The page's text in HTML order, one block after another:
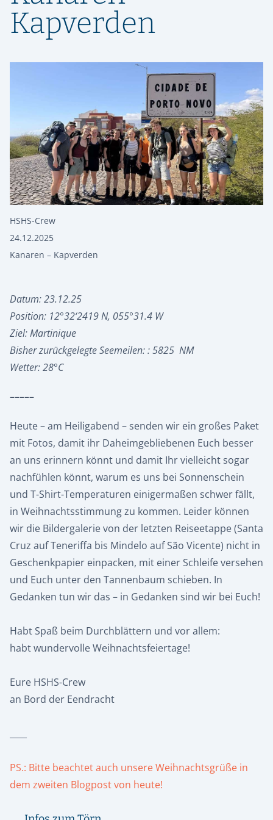
Kapverden
HSHS-Crew
24.12.2025
Kanaren – Kapverden
Datum: 23.12.25
Position: 12°32‘2419 N, 055°31.4 W
Ziel: Martinique
Bisher zurückgelegte Seemeilen: : 5825 NM
Wetter: 28°C
–––––
Heute – am Heiligabend – senden wir ein großes Paket
mit Fotos, damit ihr Daheimgebliebenen Euch besser
an uns erinnern könnt und damit Ihr vielleicht sogar
nachfühlen könnt, warum es uns bei Sonnenschein
und T-Shirt-Temperaturen einigermaßen schwer fällt,
in Weihnachtsstimmung zu kommen. Leider können
wir die Bildergalerie von der letzten Reiseetappe (Santa
Cruz auf Teneriffa bis Mindelo aufSão Vicente) nicht in
Geschenkpapier einpacken, mit einer Schleife versehen
und Euch unter den Tannenbaum schieben. In
Gedanken tun wir das – in Gedanken sind wir bei Euch!
Habt Spaß beim Durchblättern und vor allem:
habt wundervolle Weihnachtsfeiertage!
Eure HSHS-Crew
an Bord der Eendracht
PS.: Bitte beachtet auch unsere Weihnachtsgrüße in
dem zweiten Blogpost von heute!